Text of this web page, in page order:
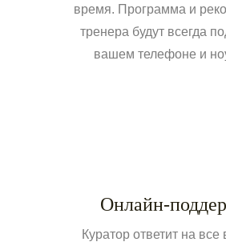
время. Программа и
тренера будут всегда
вашем телефоне и
Онлайн-
Куратор ответит на